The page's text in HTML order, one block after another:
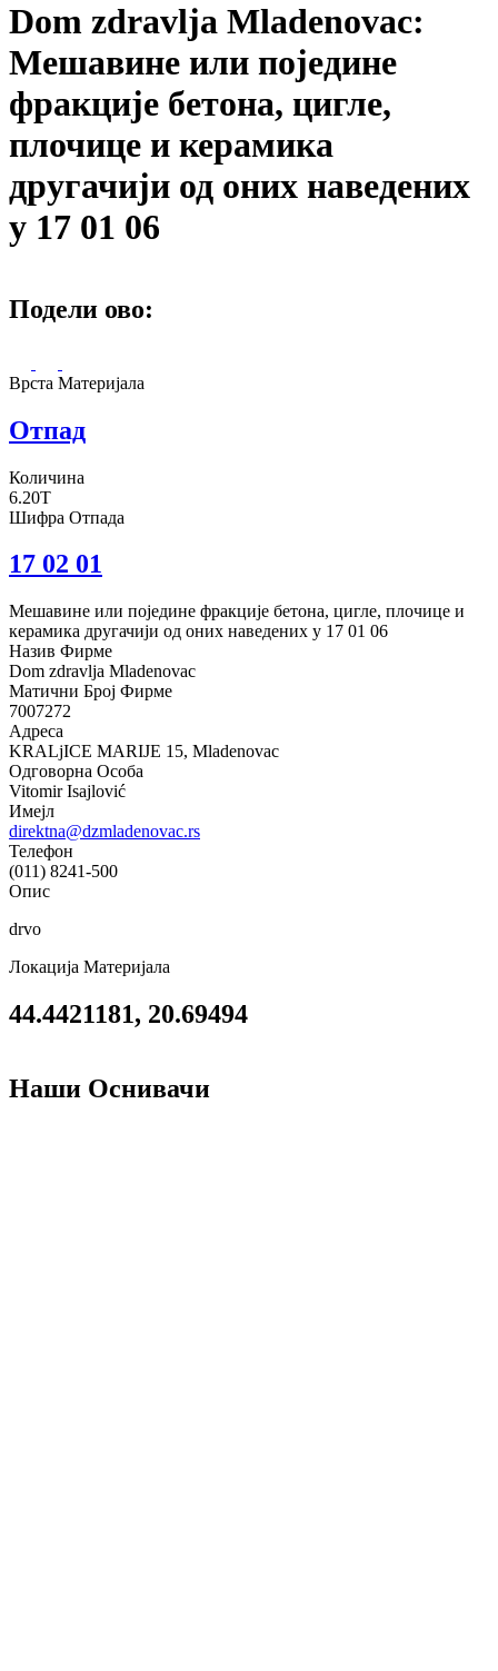
Dom zdravlja Mladenovac:
Мешавине или поједине
фракције бетона, цигле,
плочице и керамика
другачији од оних наведених
у 17 01 06
Подели ово:
Врста Материјала
Отпад
Количина
6.20T
Шифра Отпада
17 02 01
Мешавине или поједине фракције бетона, цигле, плочице и
керамика другачији од оних наведених у 17 01 06
Назив Фирме
Dom zdravlja Mladenovac
Матични Број Фирме
7007272
Адреса
KRALjICE MARIJE 15, Mladenovac
Одговорна Особа
Vitomir Isajlović
Имејл
direktna@dzmladenovac.rs
Телефон
(011) 8241-500
Опис
drvo
Локација Материјала
44.4421181, 20.69494
Наши Оснивачи